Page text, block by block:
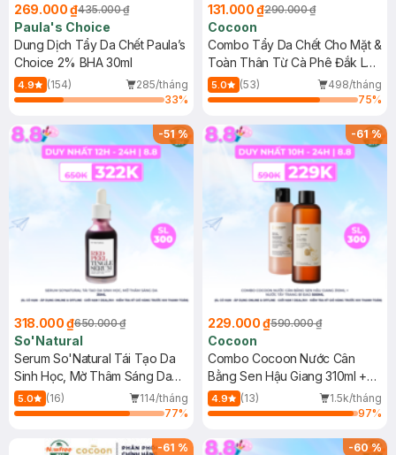
269.000 ₫435.000 ₫
Paula's Choice
Dung Dịch Tẩy Da Chết Paula’s
Choice 2% BHA 30ml
4.9 (154)
285/tháng
33%
131.000 ₫290.000 ₫
Cocoon
Combo Tẩy Da Chết Cho Mặt &
Toàn Thân Từ Cà Phê Đắk Lắk
(150ml+200ml)
5.0 (53)
498/tháng
75%
-51%
318.000 ₫650.000 ₫
So'Natural
Serum So'Natural Tái Tạo Da
Sinh Học, Mờ Thâm Sáng Da
35ml
5.0 (16)
114/tháng
77%
-61%
229.000 ₫590.000 ₫
Cocoon
Combo Cocoon Nước Cân
Bằng Sen Hậu Giang 310ml +
Nước Tẩy Trang Bí Đao 500ml
4.9 (13)
1.5k/tháng
97%
-61 % -60%